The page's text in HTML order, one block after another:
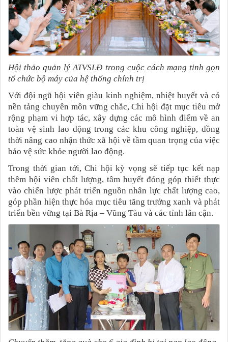
Hội thảo quản lý ATVSLĐ trong cuộc cách mạng tinh gọn
tổ chức bộ máy của hệ thống chính trị
Với đội ngũ hội viên giàu kinh nghiệm, nhiệt huyết và có
nền tảng chuyên môn vững chắc, Chi hội đặt mục tiêu mở
rộng phạm vi hợp tác, xây dựng các mô hình điểm về an
toàn vệ sinh lao động trong các khu công nghiệp, đồng
thời nâng cao nhận thức xã hội về tầm quan trọng của việc
bảo vệ sức khỏe người lao động.
Trong thời gian tới, Chi hội kỳ vọng sẽ tiếp tục kết nạp
thêm hội viên chất lượng, tâm huyết đóng góp thiết thực
vào chiến lược phát triển nguồn nhân lực chất lượng cao,
góp phần hiện thực hóa mục tiêu tăng trưởng xanh và phát
triển bền vững tại Bà Rịa – Vũng Tàu và các tỉnh lân cận.